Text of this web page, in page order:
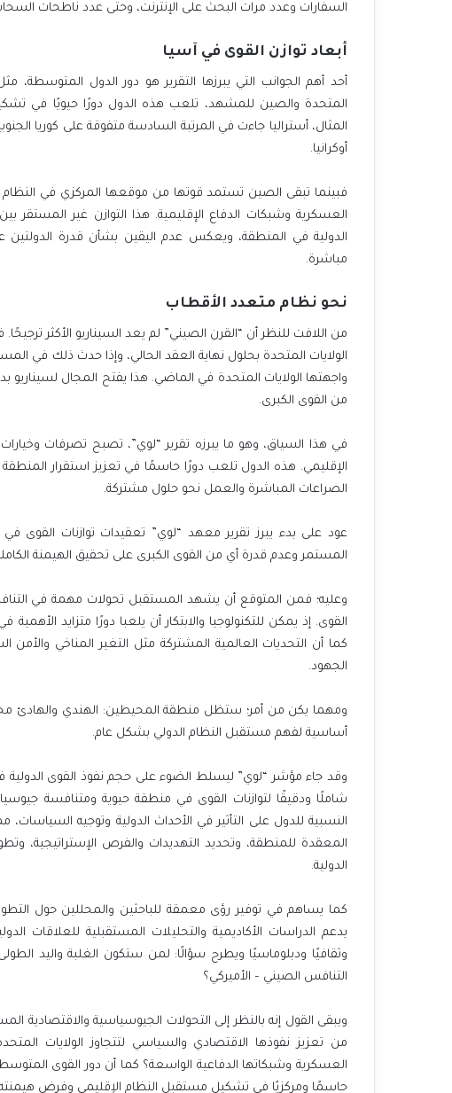
السفارات وعدد مرات البحث على الإنترنت، وحتى عدد ناطحات السحاب،
أبعاد توازن القوى في آسيا
أحد أهم الجوانب التي يبرزها التقرير هو دور الدول المتوسطة،
المتحدة والصين للمشهد، تلعب هذه الدول دورًا حيويًا في
المثال، أستراليا جاءت في المرتبة السادسة متفوقة على كوريا
أوكرانيا.
فبينما تبقى الصين تستمد قوتها من موقعها المركزي في النظام
العسكرية وشبكات الدفاع الإقليمية. هذا التوازن غير
الدولية في المنطقة، ويعكس عدم اليقين بشأن قدرة الدولتين
مباشرة.
نحو نظام متعدد الأقطاب
من اللافت للنظر أن “القرن الصيني” لم يعد السيناريو الأكثر
الولايات المتحدة بحلول نهاية العقد الحالي، وإذا حدث ذلك في
واجهتها الولايات المتحدة في الماضي. هذا يفتح المجال
من القوى الكبرى.
في هذا السياق، وهو ما يبرزه تقرير “لوي”، تصبح تصرفات
الإقليمي. هذه الدول تلعب دورًا حاسمًا في تعزيز استقرار
الصراعات المباشرة والعمل نحو حلول مشتركة.
عود على بدء يبرز تقرير معهد “لوي” تعقيدات توازنات
المستمر وعدم قدرة أي من القوى الكبرى على تحقيق الهيمنة
وعليه؛ فمن المتوقع أن يشهد المستقبل تحولات مهمة في
القوى. إذ يمكن للتكنولوجيا والابتكار أن يلعبا دورًا متزايد
كما أن التحديات العالمية المشتركة مثل التغير المناخي
الجهود.
ومهما يكن من أمر؛ ستظل منطقة المحيطين: الهندي والهادئ
أساسية لفهم مستقبل النظام الدولي بشكل عام.
وقد جاء مؤشر “لوي” ليسلط الضوء على حجم نفوذ القوى الدولية
شاملًا ودقيقًا لتوازنات القوى في منطقة حيوية ومتنافسة
النسبية للدول على التأثير في الأحداث الدولية وتوجيه
المعقدة للمنطقة، وتحديد التهديدات والفرص الإستراتيجية،
الدولية.
كما يساهم في توفير رؤى معمقة للباحثين والمحللين حول
يدعم الدراسات الأكاديمية والتحليلات المستقبلية للعلاقات
وثقافيًا ودبلوماسيًا ويطرح سؤالًا: لمن ستكون الغلبة واليد
التنافس الصيني – الأميركي؟
ويبقى القول إنه بالنظر إلى التحولات الجيوسياسية
من تعزيز نفوذها الاقتصادي والسياسي لتتجاوز الولايات
العسكرية وشبكاتها الدفاعية الواسعة؟ كما أن دور القوى
حاسمًا ومركزيًا في تشكيل مستقبل النظام الإقليمي وفرض